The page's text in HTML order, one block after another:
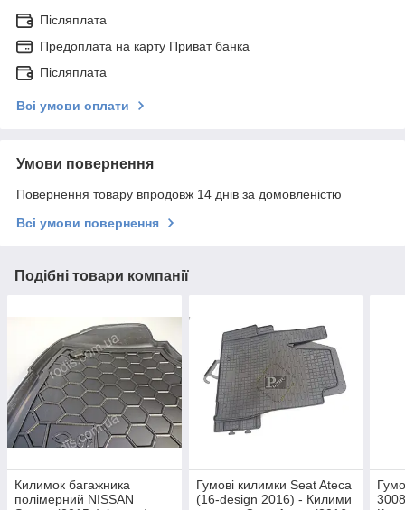
Післяплата
Предоплата на карту Приват банка
Післяплата
Всі умови оплати
Умови повернення
Повернення товару впродовж 14 днів за домовленістю
Всі умови повернення
Подібні товари компанії
Килимок багажника
полімерний NISSAN
Гумові килимки Seat Ateca
(16-design 2016) - Килими